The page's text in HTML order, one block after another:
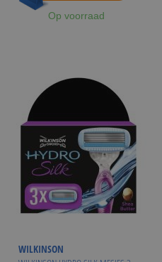
Op voorraad
WILKINSON